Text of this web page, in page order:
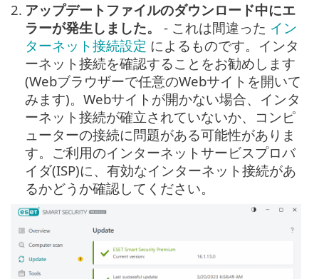
2. アップデートファイルのダウンロード中にエ
ラーが発生しました。
- これは間違った イン
ターネット接続設定 によるものです。インタ
ーネット接続を確認することをお勧めします
(Webブラウザーで任意のWebサイトを開いて
みます)。Webサイトが開かない場合、インタ
ーネット接続が確立されていないか、コンピ
ューターの接続に問題がある可能性がありま
す。ご利用のインターネットサービスプロバ
イダ(ISP)に、有効なインターネット接続があ
るかどうか確認してください。